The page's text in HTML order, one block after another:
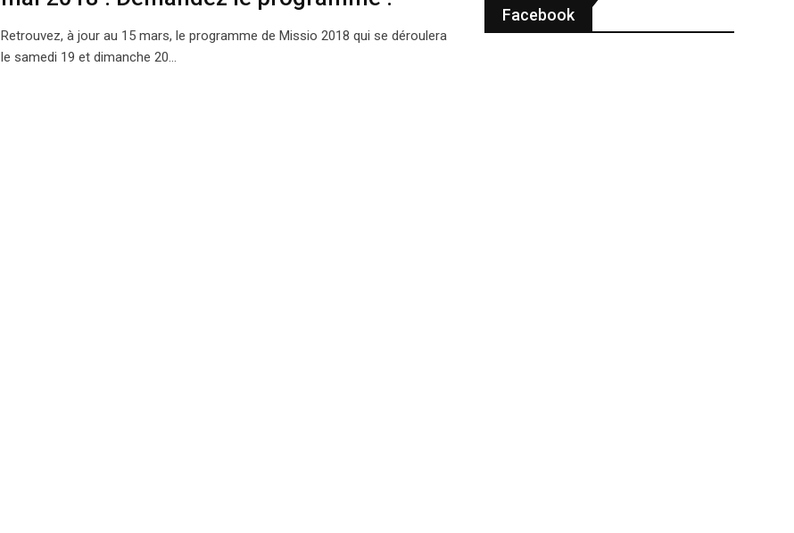
Retrouvez, à jour au 15 mars, le programme de Missio 2018 qui se déroulera
le samedi 19 et dimanche 20…
Facebook